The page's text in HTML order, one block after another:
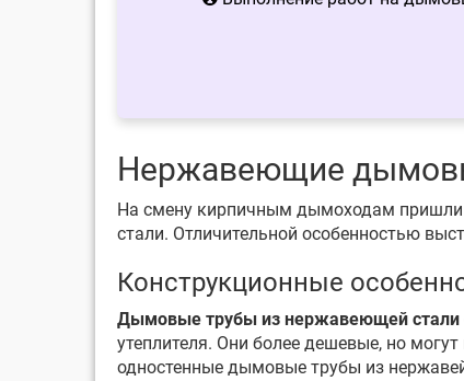
Нержавеющие
На смену кирпичным дымоходам пришли
стали. Отличительной особенностью
Конструкционные
Дымовые трубы из нержавеющей стали
утеплителя. Они более дешевые, но
одностенные дымовые трубы из